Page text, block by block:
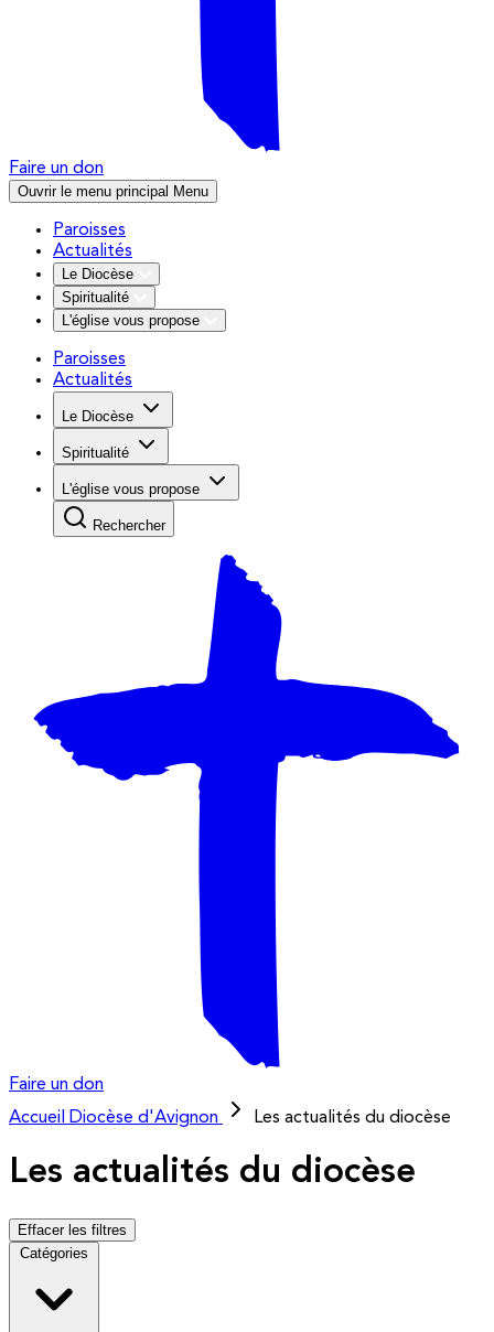
Faire un don
Ouvrir le menu principal Menu
Paroisses
Actualités
Le Diocèse
Spiritualité
L'église vous propose
Paroisses
Actualités
Le Diocèse
Spiritualité
L'église vous propose
Rechercher
Faire un don
Accueil
Diocèse d'Avignon Les actualités du diocèse
Les actualités du diocèse
Effacer les filtres
Catégories